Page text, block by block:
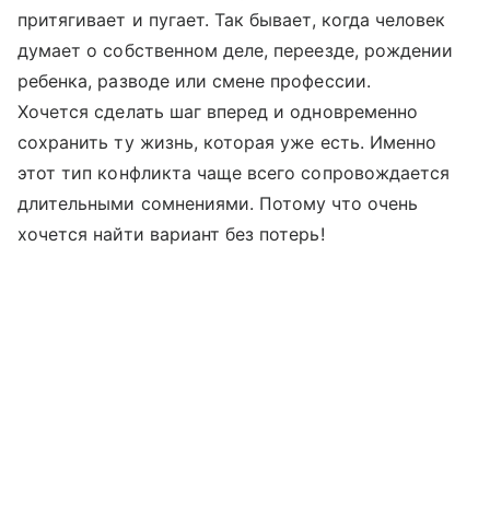
притягивает и пугает. Так бывает, когда человек
думает о собственном деле, переезде, рождении
ребенка, разводе или смене профессии.
Хочется сделать шаг вперед и одновременно
сохранить ту жизнь, которая уже есть. Именно
этот тип конфликта чаще всего сопровождается
длительными сомнениями. Потому что очень
хочется найти вариант без потерь!